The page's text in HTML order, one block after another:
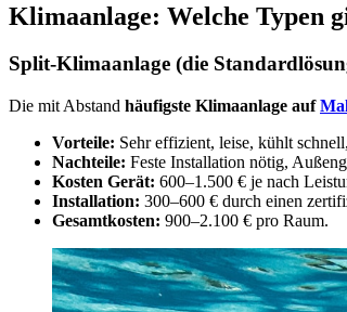
Klimaanlage: Welche Typen
Split-Klimaanlage (die
Die mit Abstand häufigste Klimaanlage auf
Vorteile: Sehr effizient, leise, kühlt
Nachteile: Feste Installation nötig,
Kosten Gerät: 600–1.500 € je nach
Installation: 300–600 € durch einen
Gesamtkosten: 900–2.100 € pro Raum.